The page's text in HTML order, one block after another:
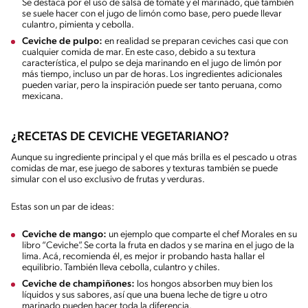
Se destaca por el uso de salsa de tomate y el marinado, que también
se suele hacer con el jugo de limón como base, pero puede llevar
culantro, pimienta y cebolla.
Ceviche de pulpo: en realidad se preparan ceviches casi que con
cualquier comida de mar. En este caso, debido a su textura
característica, el pulpo se deja marinando en el jugo de limón por
más tiempo, incluso un par de horas. Los ingredientes adicionales
pueden variar, pero la inspiración puede ser tanto peruana, como
mexicana.
¿RECETAS DE CEVICHE VEGETARIANO?
Aunque su ingrediente principal y el que más brilla es el pescado u otras
comidas de mar, ese juego de sabores y texturas también se puede
simular con el uso exclusivo de frutas y verduras.
Estas son un par de ideas:
Ceviche de mango: un ejemplo que comparte el chef Morales en su
libro “Ceviche”. Se corta la fruta en dados y se marina en el jugo de la
lima. Acá, recomienda él, es mejor ir probando hasta hallar el
equilibrio. También lleva cebolla, culantro y chiles.
Ceviche de champiñones: los hongos absorben muy bien los
líquidos y sus sabores, así que una buena leche de tigre u otro